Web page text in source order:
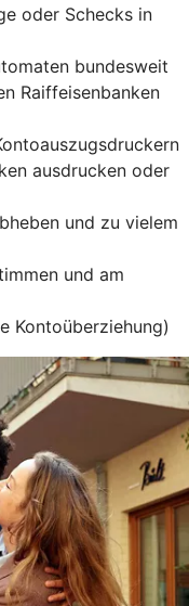
oder Schecks in
bundesweit
Raiffeisenbanken
ausdrucken oder
und zu vielem
und am
Kontoüberziehung)